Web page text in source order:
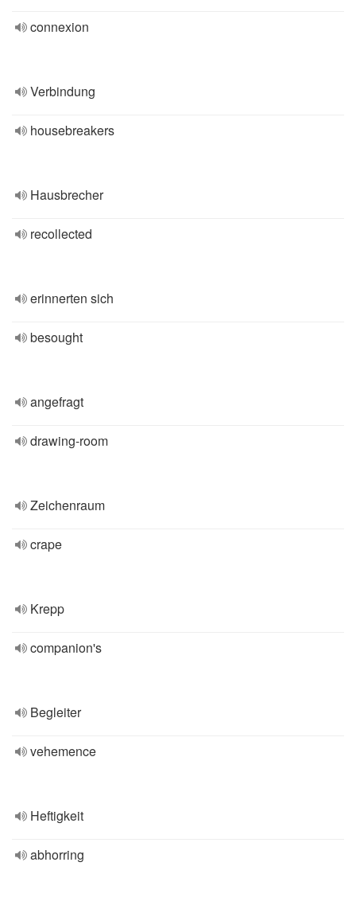
connexion
Verbindung
housebreakers
Hausbrecher
recollected
erinnerten sich
besought
angefragt
drawing-room
Zeichenraum
crape
Krepp
companion's
Begleiter
vehemence
Heftigkeit
abhorring